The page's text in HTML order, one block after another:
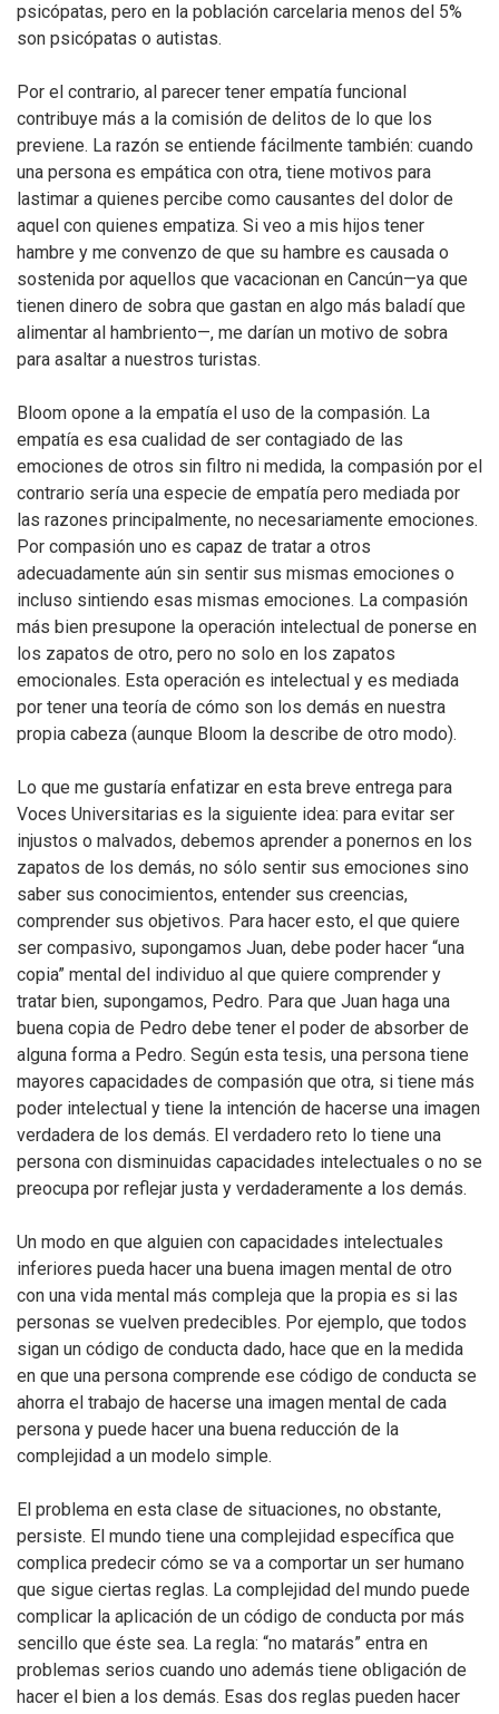
psicópatas, pero en la población carcelaria menos del 5%
son psicópatas o autistas.
Por el contrario, al parecer tener empatía funcional
contribuye más a la comisión de delitos de lo que los
previene. La razón se entiende fácilmente también: cuando
una persona es empática con otra, tiene motivos para
lastimar a quienes percibe como causantes del dolor de
aquel con quienes empatiza. Si veo a mis hijos tener
hambre y me convenzo de que su hambre es causada o
sostenida por aquellos que vacacionan en Cancún—ya que
tienen dinero de sobra que gastan en algo más baladí que
alimentar al hambriento—, me darían un motivo de sobra
para asaltar a nuestros turistas.
Bloom opone a la empatía el uso de la compasión. La
empatía es esa cualidad de ser contagiado de las
emociones de otros sin filtro ni medida, la compasión por el
contrario sería una especie de empatía pero mediada por
las razones principalmente, no necesariamente emociones.
Por compasión uno es capaz de tratar a otros
adecuadamente aún sin sentir sus mismas emociones o
incluso sintiendo esas mismas emociones. La compasión
más bien presupone la operación intelectual de ponerse en
los zapatos de otro, pero no solo en los zapatos
emocionales. Esta operación es intelectual y es mediada
por tener una teoría de cómo son los demás en nuestra
propia cabeza (aunque Bloom la describe de otro modo).
Lo que me gustaría enfatizar en esta breve entrega para
Voces Universitarias es la siguiente idea: para evitar ser
injustos o malvados, debemos aprender a ponernos en los
zapatos de los demás, no sólo sentir sus emociones sino
saber sus conocimientos, entender sus creencias,
comprender sus objetivos. Para hacer esto, el que quiere
ser compasivo, supongamos Juan, debe poder hacer “una
copia” mental del individuo al que quiere comprender y
tratar bien, supongamos, Pedro. Para que Juan haga una
buena copia de Pedro debe tener el poder de absorber de
alguna forma a Pedro. Según esta tesis, una persona tiene
mayores capacidades de compasión que otra, si tiene más
poder intelectual y tiene la intención de hacerse una imagen
verdadera de los demás. El verdadero reto lo tiene una
persona con disminuidas capacidades intelectuales o no se
preocupa por reflejar justa y verdaderamente a los demás.
Un modo en que alguien con capacidades intelectuales
inferiores pueda hacer una buena imagen mental de otro
con una vida mental más compleja que la propia es si las
personas se vuelven predecibles. Por ejemplo, que todos
sigan un código de conducta dado, hace que en la medida
en que una persona comprende ese código de conducta se
ahorra el trabajo de hacerse una imagen mental de cada
persona y puede hacer una buena reducción de la
complejidad a un modelo simple.
El problema en esta clase de situaciones, no obstante,
persiste. El mundo tiene una complejidad específica que
complica predecir cómo se va a comportar un ser humano
que sigue ciertas reglas. La complejidad del mundo puede
complicar la aplicación de un código de conducta por más
sencillo que éste sea. La regla: “no matarás” entra en
problemas serios cuando uno además tiene obligación de
hacer el bien a los demás. Esas dos reglas pueden hacer